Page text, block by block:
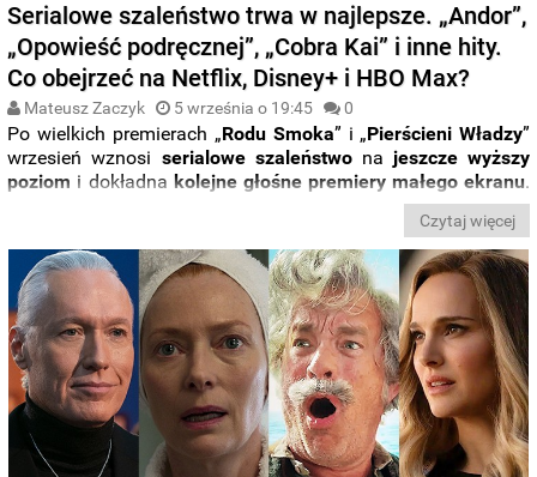
Serialowe szaleństwo trwa w najlepsze. „Andor”,
„Opowieść podręcznej”, „Cobra Kai” i inne hity.
Co obejrzeć na Netflix, Disney+ i HBO Max?
Mateusz Zaczyk 5 września o 19:45 0
Po wielkich premierach „Rodu Smoka” i „Pierścieni Władzy”
wrzesień wznosi serialowe szaleństwona jeszcze wyższy
poziom i dokładna kolejne głośne premiery małego ekranu.
Już w najbliższych dniach i tygodniach zobaczymy takie hity
Netflix, „ Andor
czyli nowy serial zeświata„Gwiezdnych wojen” odDisney+
oraz piąty sezon serialu „Opowieść podręcznej” odHBO Max.
Na które z serialowych nowości września przede wszystkim
warto zwrócić uwagę? Oto lista serialowych nowości w
streamingu.
Czytaj więcej